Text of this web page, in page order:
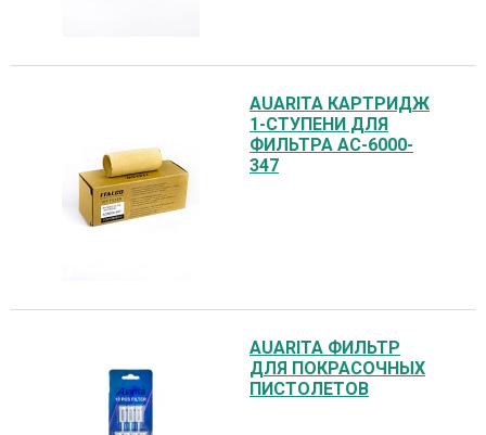
AUARITA КАРТРИДЖ
1-СТУПЕНИ ДЛЯ
ФИЛЬТРА AC-6000-
347
AUARITA ФИЛЬТР
ДЛЯ ПОКРАСОЧНЫХ
ПИСТОЛЕТОВ